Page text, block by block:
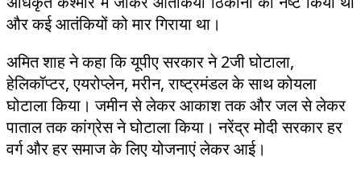
और कई आतंकियों को मार गिराया था।
अमित शाह ने कहा कि यूपीए सरकार ने 2जी घोटाला,
हेलिकॉप्टर, एयरोप्लेन, मरीन, राष्ट्रमंडल के साथ कोयला
घोटाला किया। जमीन से लेकर आकाश तक और जल से लेकर
पाताल तक कांग्रेस ने घोटाला किया। नरेंद्र मोदी सरकार हर
वर्ग और हर समाज के लिए योजनाएं लेकर आई।